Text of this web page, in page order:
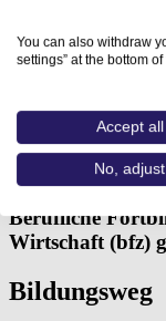
3D / CGI
der
Basics 2
Berufliche
Wirtschaft (bfz)
Bildungsweg
You can also withdraw
settings” at the bottom
Accept all
No, adjust